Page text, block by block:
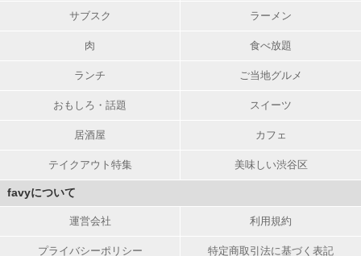
サブスク ラーメン
肉 食べ放題
ランチ ご当地グルメ
おもしろ・話題 スイーツ
居酒屋 カフェ
テイクアウト特集 美味しい渋谷区
favyについて
運営会社 利用規約
プライバシーポリシー 特定商取引法に基づく表記